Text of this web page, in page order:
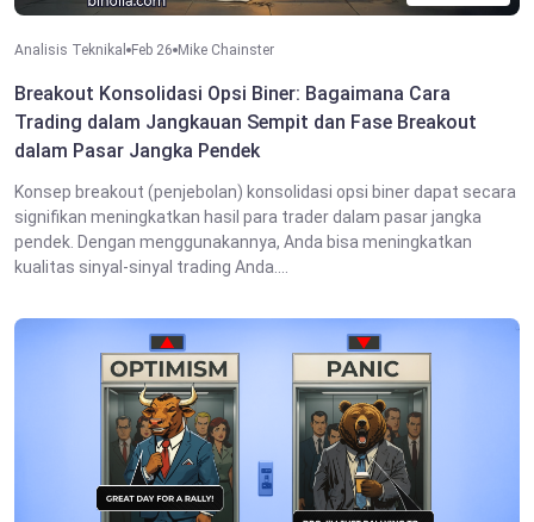
Analisis Teknikal Feb 26 Mike Chainster
Breakout Konsolidasi Opsi Biner: Bagaimana Cara
Trading dalam Jangkauan Sempit dan Fase Breakout
dalam Pasar Jangka Pendek
Konsep breakout (penjebolan) konsolidasi opsi biner dapat secara
signifikan meningkatkan hasil para trader dalam pasar jangka
pendek. Dengan menggunakannya, Anda bisa meningkatkan
kualitas sinyal-sinyal trading Anda....